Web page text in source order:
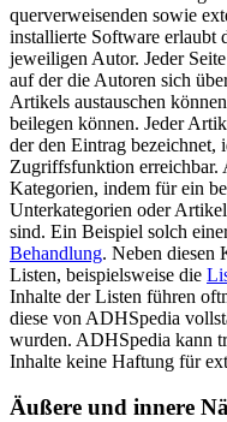
querverweisenden sowie
installierte Software
jeweiligen Autor. Jeder
auf der die Autoren sich
Artikels austauschen
beilegen können. Jeder
der den Eintrag bezeichnet,
Zugriffsfunktion erreichbar.
Kategorien, indem für ein
Unterkategorien oder
sind. Ein Beispiel solch
Behandlung. Neben diesen
Listen, beispielsweise die
Inhalte der Listen führen
diese von ADHSpedia
wurden. ADHSpedia kann
Inhalte keine Haftung für
Äußere und innere